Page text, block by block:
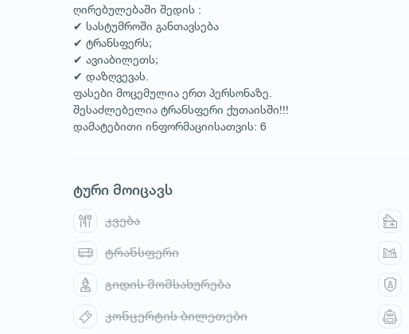
ღირებულებაში შედის :
✔ სასტუმროში განთავსება
✔ ტრანსფერს;
✔ ავიაბილეთს;
✔ დაზღვევას.
ფასები მოცემულია ერთ პერსონაზე.
შესაძლებელია ტრანსფერი ქუთაისში!!!
დამატებითი ინფორმაციისათვის: 6
ტური მოიცავს
კვება
ტრანსფერი
გიდის მომსახურება
კონცერტის ბილეთები